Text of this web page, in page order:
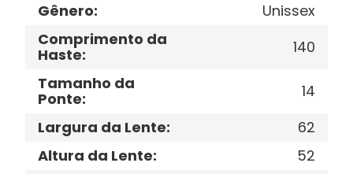
Gênero:
Unissex
Comprimento da
Haste:
140
Tamanho da
Ponte:
14
Largura da Lente:
62
Altura da Lente:
52